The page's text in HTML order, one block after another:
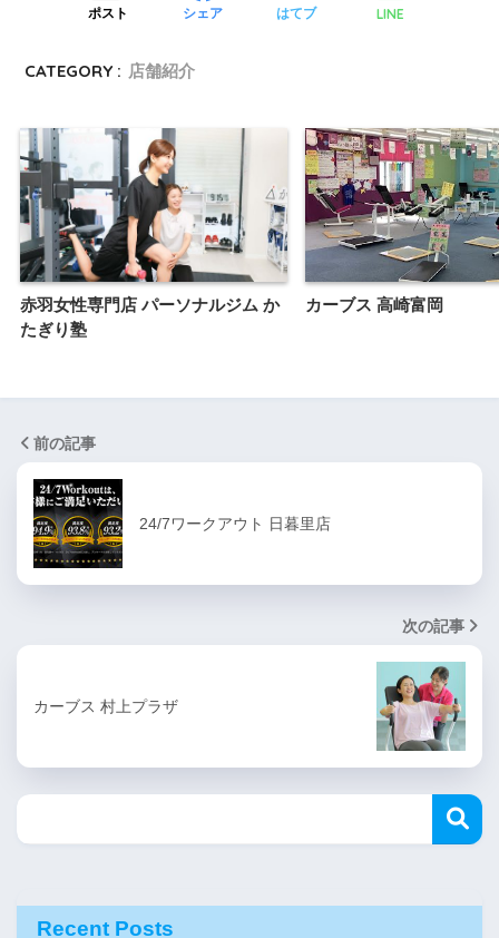
ポスト シェア はてブ LINE
CATEGORY : 店舗紹介
赤羽女性専門店 パーソナルジム か
たぎり塾
カーブス 高崎富岡
前の記事
24/7ワークアウト 日暮里店
次の記事
カーブス 村上プラザ
Recent Posts